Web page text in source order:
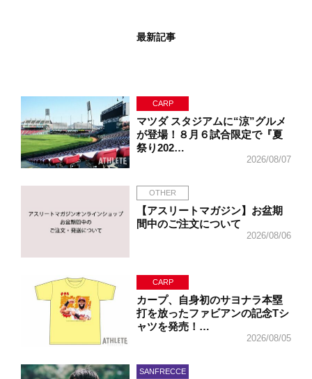
最新記事
CARP
マツダ スタジアムに“涼”グルメ
が登場！８月６試合限定で『夏
祭り202…
2026/08/07
OTHER
【アスリートマガジン】お盆期
間中のご注文について
2026/08/06
CARP
カープ、自身初のサヨナラ本塁
打を放ったファビアンの記念Tシ
ャツを発売！…
2026/08/05
SANFRECCE